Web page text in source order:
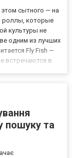
этом сытного — на
роллы, которые
культуры не
одним из лучших
Fly Fish —
встречаются в
пошуку та